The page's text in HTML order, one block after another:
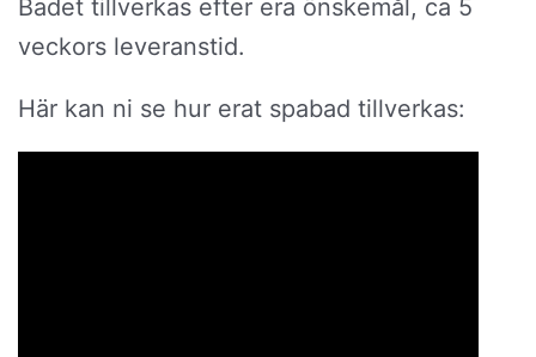
Badet tillverkas efter era önskemål, ca 5
veckors leveranstid.
Här kan ni se hur erat spabad tillverkas: